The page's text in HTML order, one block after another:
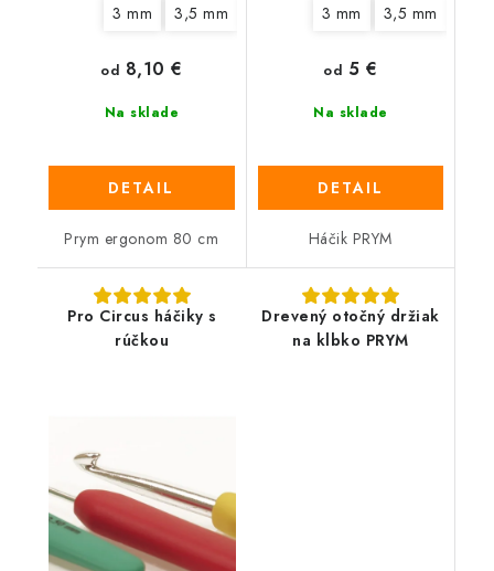
3 mm 3,5 mm 4,5 mm 5 mm
Na sklade
od 8,10 €
DETAIL
Prym ergonom 80 cm
3 mm 3,5 mm
Na sklade
od 5 €
DETAIL
Háčik PRYM
Pro Circus háčiky s
rúčkou
Drevený otočný držiak
na klbko PRYM